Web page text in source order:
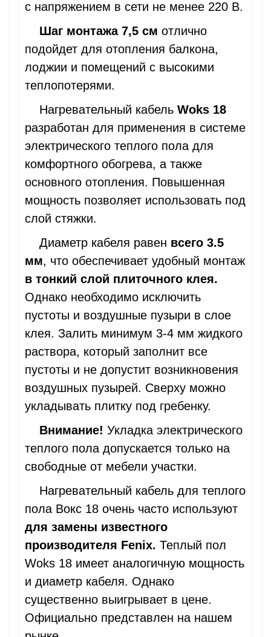
с напряжением в сети не менее 220 В.
Шаг монтажа 7,5 см отлично
подойдет для отопления балкона,
лоджии и помещений с высокими
теплопотерями.
Нагревательный кабель Woks 18
разработан для применения в системе
электрического теплого пола для
комфортного обогрева, а также
основного отопления. Повышенная
мощность позволяет использовать под
слой стяжки.
Диаметр кабеля равен всего 3.5
мм, что обеспечивает удобный монтаж
в тонкий слой плиточного клея.
Однако необходимо исключить
пустоты и воздушные пузыри в слое
клея. Залить минимум 3-4 мм жидкого
раствора, который заполнит все
пустоты и не допустит возникновения
воздушных пузырей. Сверху можно
укладывать плитку под гребенку.
Внимание! Укладка электрического
теплого пола допускается только на
свободные от мебели участки.
Нагревательный кабель для теплого
пола Вокс 18 очень часто используют
для замены известного
производителя Fenix. Теплый пол
Woks 18 имеет аналогичную мощность
и диаметр кабеля. Однако
существенно выигрывает в цене.
Официально представлен на нашем